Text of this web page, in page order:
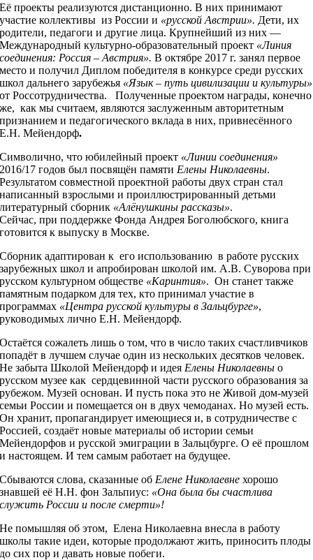
Её проекты реализуются дистанционно. В них принимают
участие коллективы из России и «русской Австрии». Дети, их
родители, педагоги и другие лица. Крупнейший из них —
Международный культурно-образовательный проект «Линия
соединения: Россия – Австрия». В октябре 2017 г. занял первое
место и получил Диплом победителя в конкурсе среди русских
школ дальнего зарубежья «Язык – путь цивилизации и культуры»
от Россотрудничества. Полученные проектом награды, конечно
же, как мы считаем, являются заслуженным авторитетным
признанием и педагогического вклада в них, привнесённого
Е.Н. Мейендорф.
Символично, что юбилейный проект «Линии соединения»
2016/17 годов был посвящён памяти Елены Николаевны.
Результатом совместной проектной работы двух стран стал
написанный взрослыми и проиллюстрированный детьми
литературный сборник «Алёнушкины рассказы».
Сейчас, при поддержке Фонда Андрея Боголюбского, книга
готовится к выпуску в Москве.
Сборник адаптирован к его использованию в работе русских
зарубежных школ и апробирован школой им. А.В. Суворова при
русском культурном обществе «Каринтия». Он станет также
памятным подарком для тех, кто принимал участие в
программах «Центра русской культуры в Зальцбурге»,
руководимых лично Е.Н. Мейендорф.
Остаётся сожалеть лишь о том, что в число таких счастливчиков
попадёт в лучшем случае один из нескольких десятков человек.
Не забыта Школой Мейендорф и идея Елены Николаевны о
русском музее как сердцевинной части русского образования за
рубежом. Музей основан. И пусть пока это не Живой дом-музей
семьи России и помещается он в двух чемоданах. Но музей есть.
Он хранит, пропагандирует имеющиеся и, в сотрудничестве с
Россией, создаёт новые материалы об истории семьи
Мейендорфов и русской эмиграции в Зальцбурге. О её прошлом
и настоящем. И тем самым работает на будущее.
Сбываются слова, сказанные об Елене Николаевне хорошо
знавшей её Н.Н. фон Зальпиус: «Она была бы счастлива
служить России и после смерти»!
Не помышляя об этом, Елена Николаевна внесла в работу
школы такие идеи, которые продолжают жить, приносить плоды
до сих пор и давать новые побеги.